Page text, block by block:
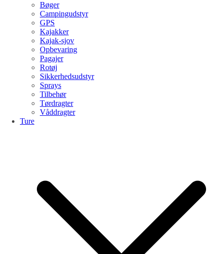
Bøger
Campingudstyr
GPS
Kajakker
Kajak-sjov
Opbevaring
Pagajer
Rotøj
Sikkerhedsudstyr
Sprays
Tilbehør
Tørdragter
Våddragter
Ture